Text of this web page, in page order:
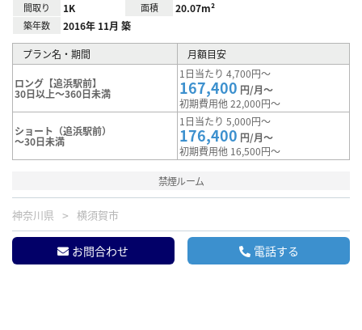
間取り 1K 面積 20.07m²
築年数 2016年 11月 築
プラン名・期間 月額目安
ロング【追浜駅前】
30日以上～360日未満
1日当たり 4,700円～
167,400 円/月～
初期費用他 22,000円～
ショート（追浜駅前）
～30日未満
1日当たり 5,000円～
176,400 円/月～
初期費用他 16,500円～
禁煙ルーム
神奈川県 横須賀市
お問合わせ 電話する